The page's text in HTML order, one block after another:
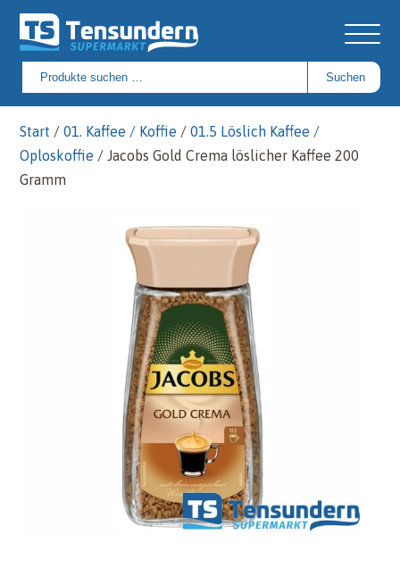
Suchen
nach:
Suchen
Start /01. Kaffee / Koffie /01.5 Löslich Kaffee /
Oploskoffie / Jacobs Gold Crema löslicher Kaffee 200
Gramm